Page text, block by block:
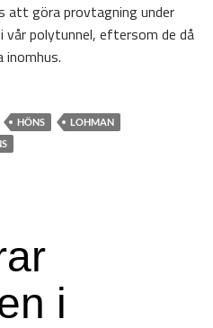
att göra provtagning under
vår polytunnel, eftersom de då
inomhus.
HÖNS
LOHMAN
i